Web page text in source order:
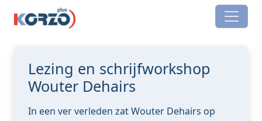
Skip to main content
Lezing en schrijfworkshop
Wouter Dehairs
In een ver verleden zat Wouter Dehairs op